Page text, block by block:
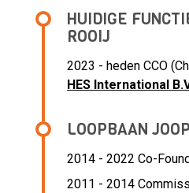
HUIDIGE
ROOIJ
2023 - heden CCO
HES International
LOOPBAAN
2014 - 2022 Co-
2011 - 2014